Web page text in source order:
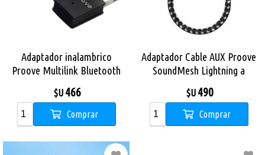
Adaptador inalambrico
Proove Multilink Bluetooth
$U 466
Comprar
Adaptador Cable AUX Proove
SoundMesh Lightning a
$U 490
Comprar